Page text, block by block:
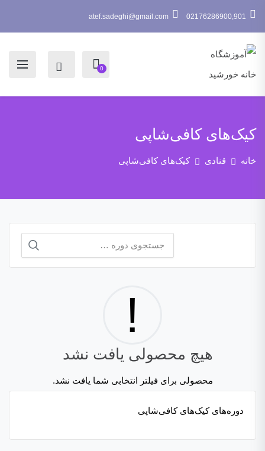
02176286900,901
atef.sadeghi@gmail.com
0
کیک‌های کافی‌شاپی
خانه قنادی کیک‌های کافی‌شاپی
جستجو
!
هیچ محصولی یافت نشد
محصولی برای فیلتر انتخابی شما یافت نشد.
دوره‌های کیک‌های کافی‌شاپی